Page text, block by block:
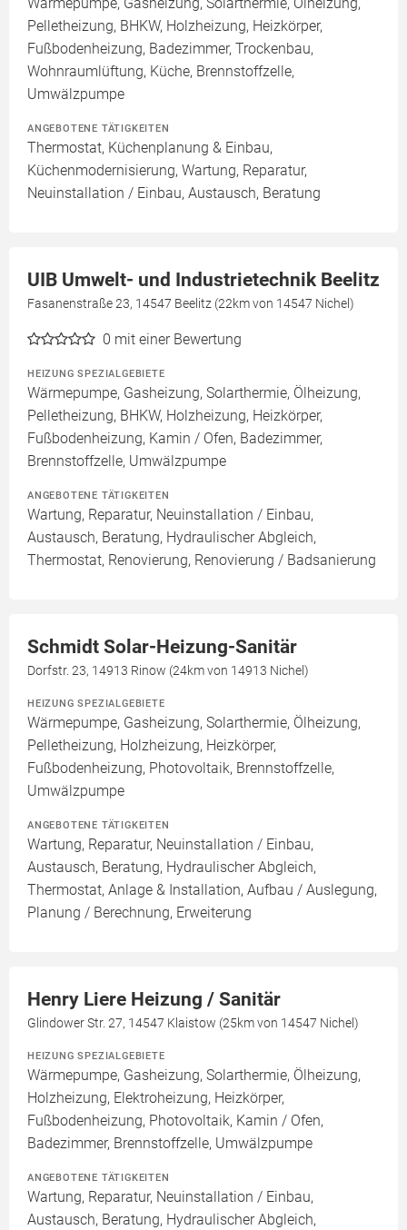
Wärmepumpe, Gasheizung, Solarthermie, Ölheizung,
Pelletheizung, BHKW, Holzheizung, Heizkörper,
Fußbodenheizung, Badezimmer, Trockenbau,
Wohnraumlüftung, Küche, Brennstoffzelle,
Umwälzpumpe
ANGEBOTENE TÄTIGKEITEN
Thermostat, Küchenplanung & Einbau,
Küchenmodernisierung, Wartung, Reparatur,
Neuinstallation / Einbau, Austausch, Beratung
UIB Umwelt- und Industrietechnik Beelitz
Fasanenstraße 23, 14547 Beelitz (22km von 14547 Nichel)
0 mit einer Bewertung
HEIZUNG SPEZIALGEBIETE
Wärmepumpe, Gasheizung, Solarthermie, Ölheizung,
Pelletheizung, BHKW, Holzheizung, Heizkörper,
Fußbodenheizung, Kamin / Ofen, Badezimmer,
Brennstoffzelle, Umwälzpumpe
ANGEBOTENE TÄTIGKEITEN
Wartung, Reparatur, Neuinstallation / Einbau,
Austausch, Beratung, Hydraulischer Abgleich,
Thermostat, Renovierung, Renovierung / Badsanierung
Schmidt Solar-Heizung-Sanitär
Dorfstr. 23, 14913 Rinow (24km von 14913 Nichel)
HEIZUNG SPEZIALGEBIETE
Wärmepumpe, Gasheizung, Solarthermie, Ölheizung,
Pelletheizung, Holzheizung, Heizkörper,
Fußbodenheizung, Photovoltaik, Brennstoffzelle,
Umwälzpumpe
ANGEBOTENE TÄTIGKEITEN
Wartung, Reparatur, Neuinstallation / Einbau,
Austausch, Beratung, Hydraulischer Abgleich,
Thermostat, Anlage & Installation, Aufbau / Auslegung,
Planung / Berechnung, Erweiterung
Henry Liere Heizung / Sanitär
Glindower Str. 27, 14547 Klaistow (25km von 14547 Nichel)
HEIZUNG SPEZIALGEBIETE
Wärmepumpe, Gasheizung, Solarthermie, Ölheizung,
Holzheizung, Elektroheizung, Heizkörper,
Fußbodenheizung, Photovoltaik, Kamin / Ofen,
Badezimmer, Brennstoffzelle, Umwälzpumpe
ANGEBOTENE TÄTIGKEITEN
Wartung, Reparatur, Neuinstallation / Einbau,
Austausch, Beratung, Hydraulischer Abgleich,